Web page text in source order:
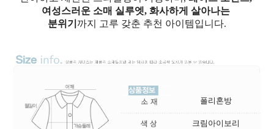
여성스러운 소매 실루엣, 화사하게 살아나는
분위기 까지 고루 갖춘 추천 아이템입니다.
폴리혼방
크림아이보리